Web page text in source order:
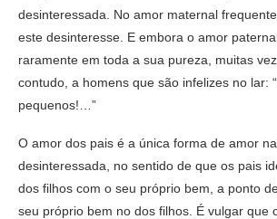
desinteressada. No amor maternal
este desinteresse. E embora o amor
raramente em toda a sua pureza, muitas
contudo, a homens que são infelizes no lar:
pequenos!…”
O amor dos pais é a única forma de amor
desinteressada, no sentido de que os pais
dos filhos com o seu próprio bem, a ponto
seu próprio bem no dos filhos. É vulgar que